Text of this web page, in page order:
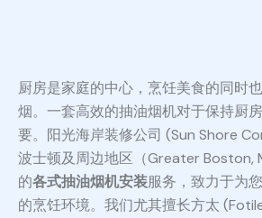
厨房是家庭的中心，烹饪美食的同时
烟。一套高效的抽油烟机对于保持厨
要。阳光海岸装修公司 (Sun Shore
波士顿及周边地区（Greater Boston,
的各式抽油烟机安装服务，致力于为
的烹饪环境。我们尤其擅长方太